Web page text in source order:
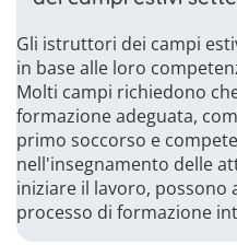
Gli istruttori dei campi
in base alle loro
Molti campi richiedono
formazione adeguata,
primo soccorso e
nell'insegnamento delle
iniziare il lavoro, possono
processo di formazione